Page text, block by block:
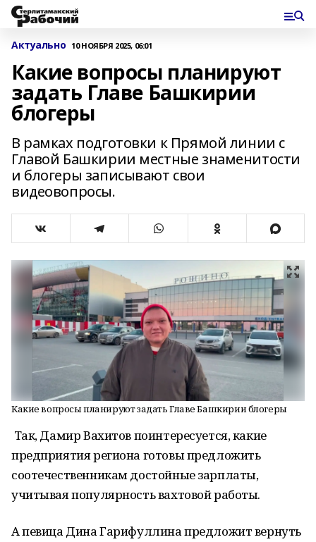
Актуально 10 НОЯБРЯ 2025, 06:01
Какие вопросы планируют
задать Главе Башкирии
блогеры
В рамках подготовки к Прямой линии с
Главой Башкирии местные знаменитости
и блогеры записывают свои
видеовопросы.
Какие вопросы планируют задать Главе Башкирии блогеры
Так, Дамир Вахитов поинтересуется, какие
предприятия региона готовы предложить
соотечественникам достойные зарплаты,
учитывая популярность вахтовой работы.
А певица Дина Гарифуллина предложит вернуть